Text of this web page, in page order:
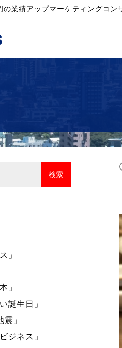
の業績アップマーケティングコン
」
」
誕生日」
震」
ジネス」